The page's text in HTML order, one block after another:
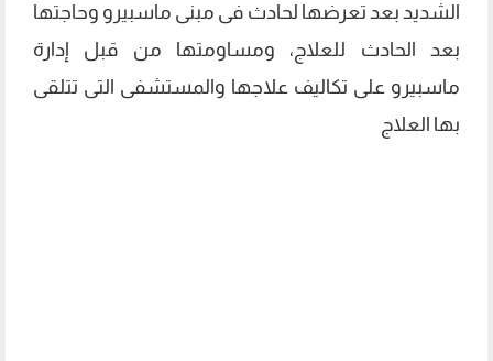
الشديد بعد تعرضها لحادث فى مبنى ماسبيرو وحاجتها
بعد الحادث للعلاج، ومساومتها من قبل إدارة
ماسبيرو على تكاليف علاجها والمستشفى التى تتلقى
بها العلاج